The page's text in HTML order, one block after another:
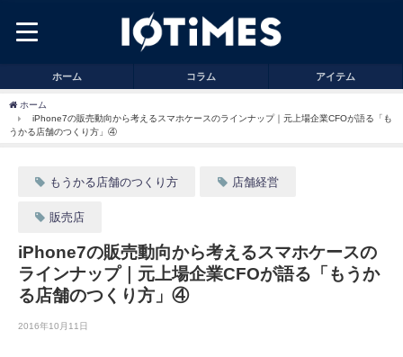
ホーム コラム アイテム
ホーム
iPhone7の販売動向から考えるスマホケースのラインナップ｜元上場企業CFOが語る「も
うかる店舗のつくり方」④
もうかる店舗のつくり方 店舗経営
販売店
iPhone7の販売動向から考えるスマホケースの
ラインナップ｜元上場企業CFOが語る「もうか
る店舗のつくり方」④
2016年10月11日